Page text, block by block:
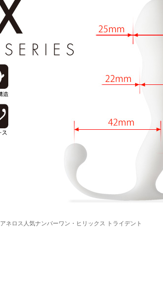
アネロス人気ナンバーワン・ヒリックス トライデント